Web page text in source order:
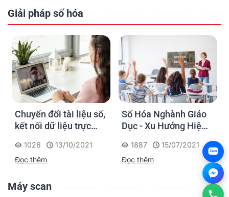
Giải pháp số hóa
Chuyển đổi tài liệu số,
kết nối dữ liệu trực
điều kiện làm việc thời
Covid và hậu Covid
1026
13/10/2021
Đọc thêm
Số Hóa Nghành Giáo
Dục - Xu Hướng Hiện
1887
15/07/2021
Đọc thêm
Máy scan
Zalo